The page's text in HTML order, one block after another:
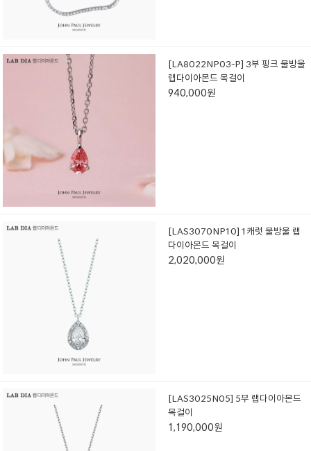
[LA8022NP03-P] 3부 핑크 물방울
랩다이아몬드 목걸이
940,000원
[LAS3070NP10] 1캐럿 물방울 랩
다이아몬드 목걸이
2,020,000원
[LAS3025N05] 5부 랩다이아몬드
목걸이
1,190,000원